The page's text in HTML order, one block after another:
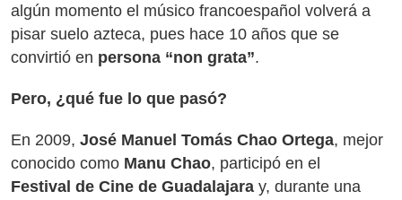
algún momento el músico francoespañol volverá a
pisar suelo azteca, pues hace 10 años que se
convirtió en persona “non grata”.
Pero, ¿qué fue lo que pasó?
En 2009, José Manuel Tomás Chao Ortega, mejor
conocido como Manu Chao, participó en el
Festival de Cine de Guadalajara y, durante una